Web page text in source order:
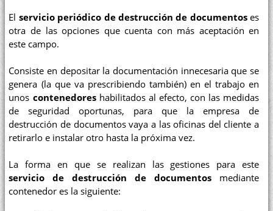
El servicio periódico de destrucción de documentoses
otra de las opciones que cuenta con más aceptación en
este campo.
Consiste en depositar la documentación innecesaria que se
genera (la que va prescribiendo también) en el trabajo en
unos contenedores habilitados al efecto, con las medidas
de seguridad oportunas, para que la empresa de
destrucción de documentos vaya a las oficinas del cliente a
retirarlo e instalar otro hasta la próxima vez.
La forma en que se realizan las gestiones para este
servicio de destrucción de documentos mediante
contenedor es la siguiente: